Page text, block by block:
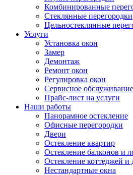
Комбинированные
Стеклянные перегородки
Цельностеклянные
Услуги
Установка окон
Замер
Демонтаж
Ремонт окон
Регулировка окон
Сервисное обслуживание
Прайс-лист на услуги
Наши работы
Панорамное остекление
Офисные перегородки
Двери
Остекление квартир
Остекление балконов и
Остекление коттеджей и
Нестандартные окна